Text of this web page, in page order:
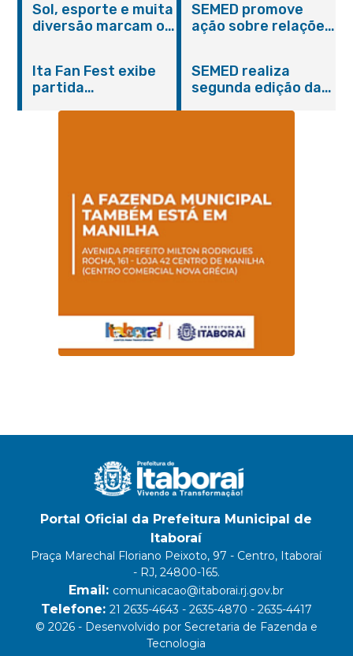
Sol, esporte e muita
diversão marcam o
Domingo no Parque
Paleontológico
SEMED promove
ação sobre relações
Ita Fan Fest exibe
partida
SEMED realiza
segunda edição da
Portal Oficial da Prefeitura Municipal de
Itaboraí
Praça Marechal Floriano Peixoto, 97 - Centro, Itaboraí
- RJ, 24800-165.
Email: comunicacao@itaborai.rj.gov.br
Telefone: 21 2635-4643 - 2635-4870 - 2635-4417
© 2026 - Desenvolvido por Secretaria de Fazenda e
Tecnologia